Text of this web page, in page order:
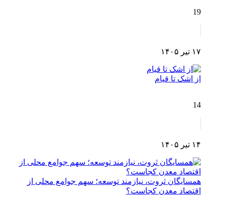
19
۱۷ تیر ۱۴۰۵
از اشک تا قیام
14
۱۴ تیر ۱۴۰۵
همسایگان ثروت، نیازمند توسعه؛ سهم جوامع محلی از
اقتصاد معدن کجاست؟